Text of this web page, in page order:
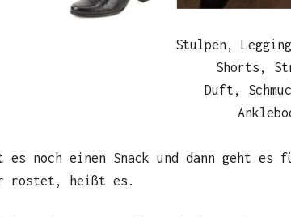
Stulpen,
Shorts,
Duft,
noch einen Snack und dann geht es
rostet, heißt es.